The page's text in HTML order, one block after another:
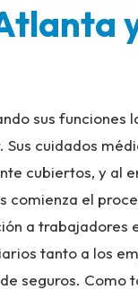
sus funciones
cuidados
cubiertos, y al
comienza el
a trabajadores
tanto a los
seguros. Como